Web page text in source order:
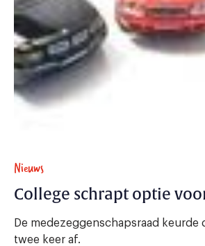
Nieuws
College schrapt optie
De medezeggenschapsraad keurde
twee keer af.